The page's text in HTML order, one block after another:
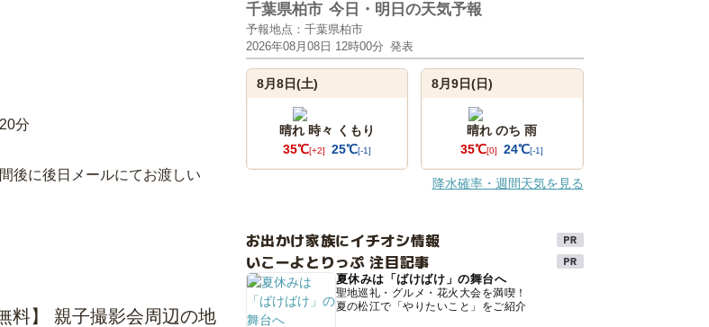
分
後に後日メールにてお渡しい
料】 親子撮影会周辺の地
千葉県柏市 今日・明日の天気予報
予報地点：千葉県柏市
2026年08月08日 12時00分 発表
8月8日(土)
晴れ 時々 くもり
35℃[+2] 25℃[-1]
8月9日(日)
晴れ のち 雨
35℃[0] 24℃[-1]
降水確率・週間天気を見る
お出かけ家族にイチオシ情報
いこーよとりっぷ 注目記事
夏休みは「ばけばけ」の舞台へ
聖地巡礼・グルメ・花火大会を満喫！
夏の松江で「やりたいこと」をご紹介